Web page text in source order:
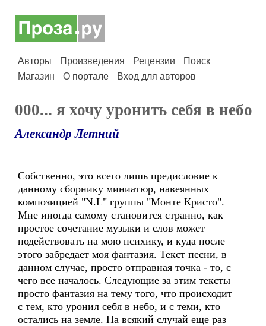
Авторы Произведения Рецензии
Поиск
Магазин
О портале Вход для авторов
000... я хочу уронить себя в небо
Александр Летний
Собственно, это всего лишь предисловие к
данному сборнику миниатюр, навеянных
композицией "N.L" группы "Монте Кристо".
Мне иногда самому становится странно, как
простое сочетание музыки и слов может
подействовать на мою психику, и куда после
этого забредает моя фантазия. Текст песни, в
данном случае, просто отправная точка - то, с
чего все началось. Следующие за этим тексты
просто фантазия на тему того, что происходит
с тем, кто уронил себя в небо, и с теми, кто
остались на земле. На всякий случай еще раз